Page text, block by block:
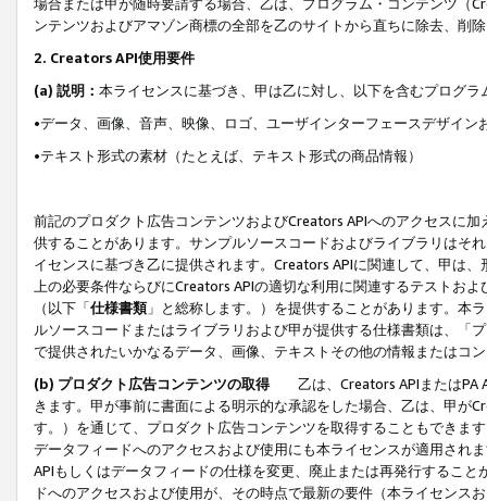
ンテンツおよびアマゾン商標の全部を乙のサイトから直ちに除去、削
2. Creators API使用要件
(a) 説明： 本ライセンスに基づき、甲は乙に対し、以下を含むプログ
•データ、画像、音声、映像、ロゴ、ユーザインターフェースデザイ
•テキスト形式の素材（たとえば、テキスト形式の商品情報）
前記のプロダクト広告コンテンツおよびCreators APIへのアクセスに
供することがあります。サンプルソースコードおよびライブラリはそ
イセンスに基づき乙に提供されます。Creators APIに関連して、甲は
上の必要条件ならびにCreators APIの適切な利用に関連するテストお
（以下「仕様書類」と総称します。）を提供することがあります。本
ルソースコードまたはライブラリおよび甲が提供する仕様書類は、「
で提供されたいかなるデータ、画像、テキストその他の情報またはコ
(b) プロダクト広告コンテンツの取得
乙は、Creators APIまたはPA
きます。甲が事前に書面による明示的な承認をした場合、乙は、甲が
す。）を通じて、プロダクト広告コンテンツを取得することもできま
データフィードへのアクセスおよび使用にも本ライセンスが適用され
APIもしくはデータフィードの仕様を変更、廃止または再発行するこ
ドへのアクセスおよび使用が、その時点で最新の要件（本ライセン